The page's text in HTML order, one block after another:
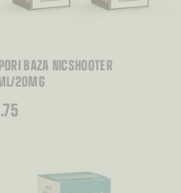
BAZA NICSHOOTER
20MG